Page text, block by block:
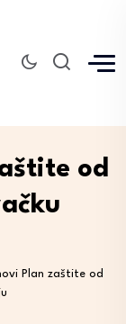
od
Plan zaštite od